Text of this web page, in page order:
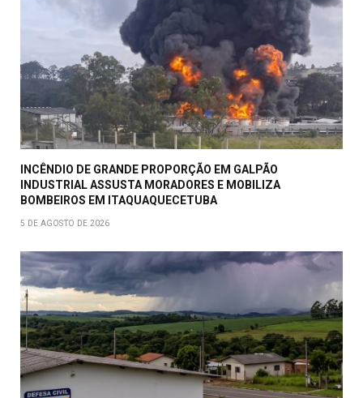
INCÊNDIO DE GRANDE PROPORÇÃO EM GALPÃO
INDUSTRIAL ASSUSTA MORADORES E MOBILIZA
BOMBEIROS EM ITAQUAQUECETUBA
5 DE AGOSTO DE 2026